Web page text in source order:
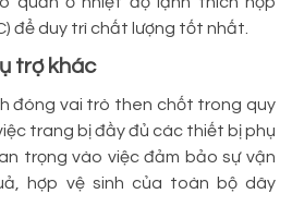
để duy trì chất lượng tốt nhất.
trợ khác
đóng vai trò then chốt trong quy
trang bị đầy đủ các thiết bị phụ
trọng vào việc đảm bảo sự vận
hợp vệ sinh của toàn bộ dây